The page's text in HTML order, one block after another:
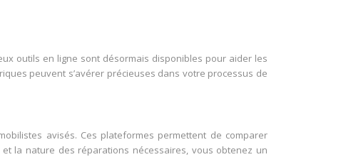
outils en ligne sont désormais disponibles pour aider les
peuvent s’avérer précieuses dans votre processus de
avisés. Ces plateformes permettent de comparer
la nature des réparations nécessaires, vous obtenez un